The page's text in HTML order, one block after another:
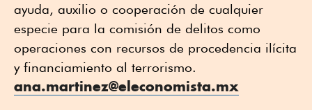
ayuda, auxilio o cooperación de cualquier
especie para la comisión de delitos como
operaciones con recursos de procedencia ilícita
y financiamiento al terrorismo.
ana.martinez@eleconomista.mx